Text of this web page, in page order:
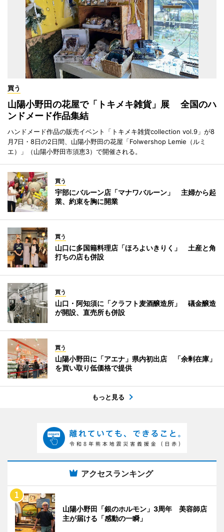
買う
山陽小野田の花屋で「トキメキ雑貨」展 全国のハ
ンドメード作品集結
ハンドメード作品の販売イベント「トキメキ雑貨collection vol.9」が8
月7日・8日の2日間、山陽小野田の花屋「Folwershop Lemie（ルミ
エ）」（山陽小野田市須恵3）で開催される。
買う
宇部にバルーン店「マナワバルーン」 主婦から起
業、約束を胸に開業
買う
山口に多国籍料理店「ほろよいきりく」 土産と角
打ちの店も併設
買う
山口・阿知須に「クラフト麦酒醸造所」 礒金醸造
が開設、直売所も併設
買う
山陽小野田に「アエナ」県内初出店 「余剰在庫」
を買い取り低価格で提供
もっと見る
アクセスランキング
山陽小野田「銀のホルモン」3周年 美容師店
主が届ける「感動の一瞬」